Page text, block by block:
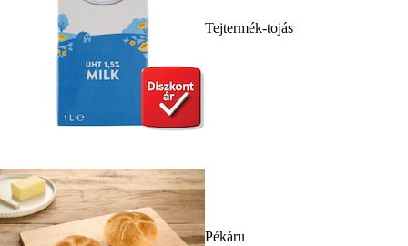
Tejtermék-tojás
Pékáru